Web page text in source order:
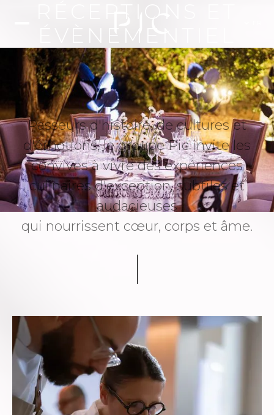
Passeurs d'histoire, de cultures et
d'émotions, le groupe Pic invite les
convives à vivre des expériences
culinaires d'exception, subtiles et
audacieuses
qui nourrissent cœur, corps et âme.